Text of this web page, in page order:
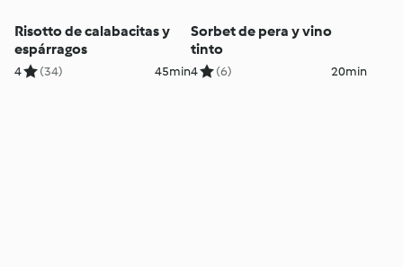
Risotto de calabacitas y
espárragos
4 (34) 45min
Sorbet de pera y vino
tinto
4 (6) 20min